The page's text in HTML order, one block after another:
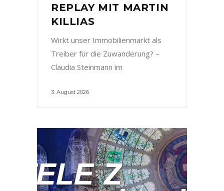
REPLAY MIT MARTIN
KILLIAS
Wirkt unser Immobilienmarkt als
Treiber für die Zuwanderung? –
Claudia Steinmann im
3. August 2026